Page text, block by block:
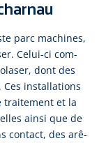
parc ma­chi­nes,
Ce­lui-ci com­
dont des
Ces ins­tal­la­tions
trai­te­ment et la
ain­si que de
con­tact, des a­rê­